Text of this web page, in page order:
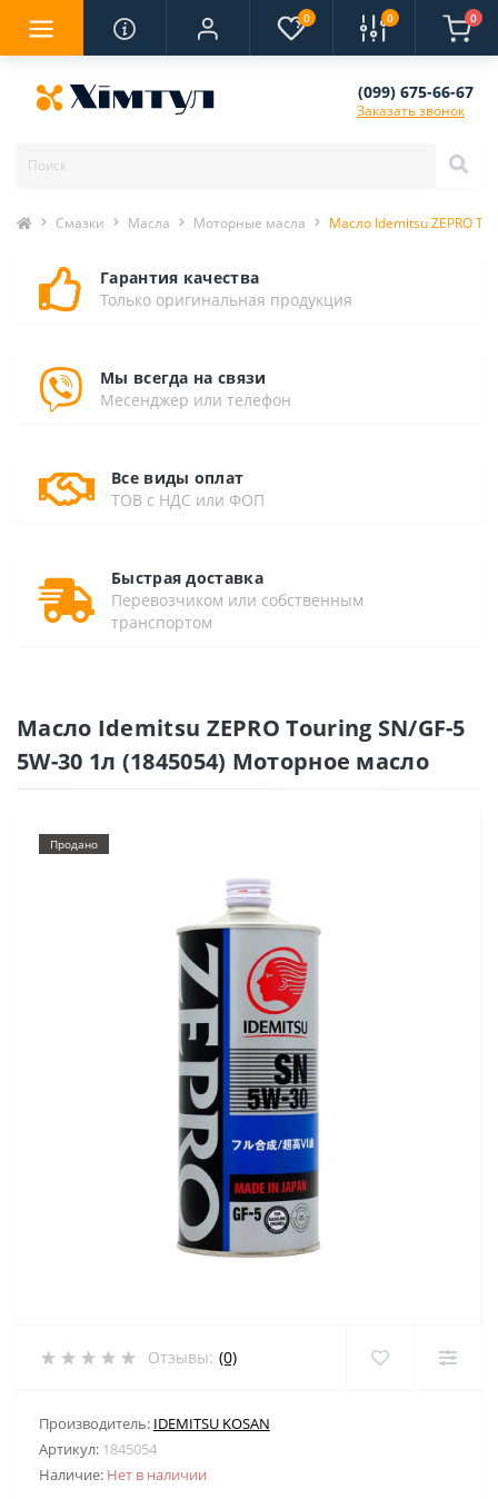
0 0 0
(099) 675-66-67
Заказать звонок
Смазки Масла Моторные масла Масло Idemitsu ZEPRO
Гарантия качества
Только оригинальная продукция
Мы всегда на связи
Месенджер или телефон
Все виды оплат
ТОВ с НДС или ФОП
Быстрая доставка
Перевозчиком или собственным
транспортом
Масло Idemitsu ZEPRO Touring SN/GF-5
5W-30 1л (1845054) Моторное масло
Продано
Отзывы: (0)
Производитель: IDEMITSU KOSAN
Артикул: 1845054
Наличие: Нет в наличии